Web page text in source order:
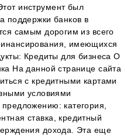
инструмент был
поддержки банков в
самым дорогим из всего
имеющихся
Кредиты для бизнеса О
На данной странице сайта
с кредитными картами
условиями
категория,
ставка, кредитный
дохода. Эта еще